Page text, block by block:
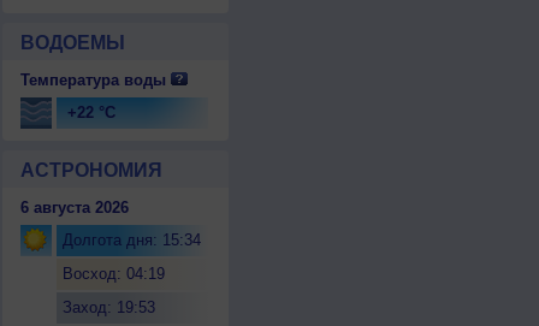
ВОДОЕМЫ
Температура воды
+22 °C
АСТРОНОМИЯ
6 августа 2026
Долгота дня: 15:34
Восход: 04:19
Заход: 19:53